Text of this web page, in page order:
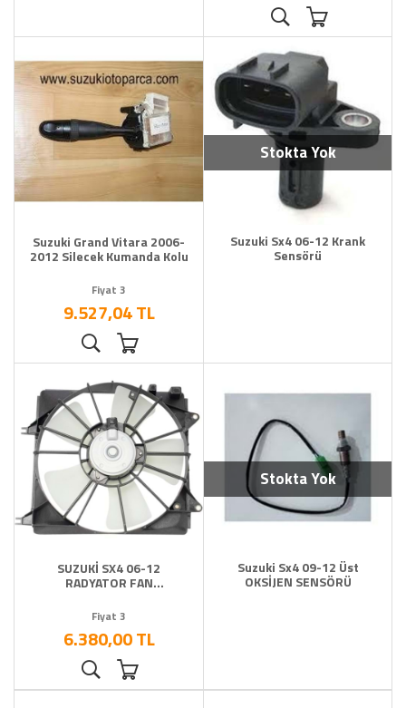
Suzuki Grand Vitara 2006-
2012 Silecek Kumanda Kolu
Fiyat 3
9.527,04 TL
Stokta Yok
Suzuki Sx4 06-12 Krank
Sensörü
SUZUKİ SX4 06-12
RADYATOR FAN
Fiyat 3
6.380,00 TL
Stokta Yok
Suzuki Sx4 09-12 Üst
OKSİJEN SENSÖRÜ